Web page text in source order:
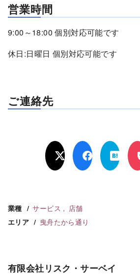
営業時間
9:00～18:00 個別対応可能です
休日:日曜日 個別対応可能です
ご連絡先
業種 サービス 店舗
エリア 曳舟たから通り
有限会社リスク・サーベイ